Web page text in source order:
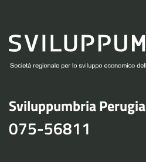
Sviluppumbria Perugia
075-56811